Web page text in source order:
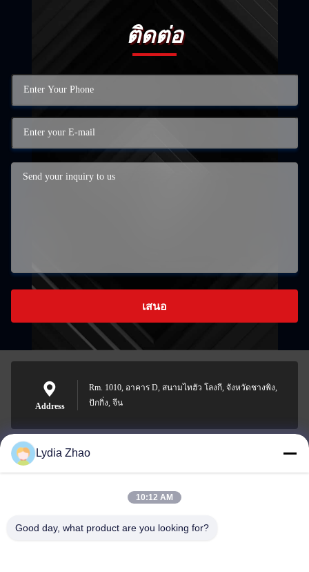
ติดต่อ
เสนอ
Address
Rm. 1010, อาคาร D, สนามไทฮัว โลงกี, จังหวัดชางพิง,
ปักกิ่ง, จีน
jesingd@vip.sina.com
Lydia Zhao
10:12 AM
Good day, what product are you looking for?